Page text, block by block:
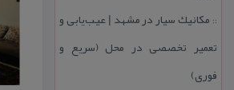
:: مكانیك سیار در مشهد | عیب‌یابی و
تعمیر تخصصی در محل (سریع و
فوری)